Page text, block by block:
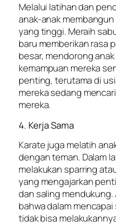
Melalui latihan dan
anak-anak
yang tinggi. Meraih
baru memberikan rasa
besar, mendorong
kemampuan mereka
penting, terutama di
mereka sedang
mereka.
4. Kerja Sama
Karate juga melatih
dengan teman. Dalam
melakukan sparring
yang mengajarkan
dan saling mendukung.
bahwa dalam
tidak bisa